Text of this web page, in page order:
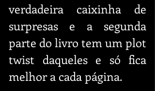
verdadeira caixinha de
surpresas e a segunda
parte do livro tem um plot
twist daqueles e só fica
melhor a cada página.